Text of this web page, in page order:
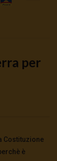
144 0
per
Costituzione
è